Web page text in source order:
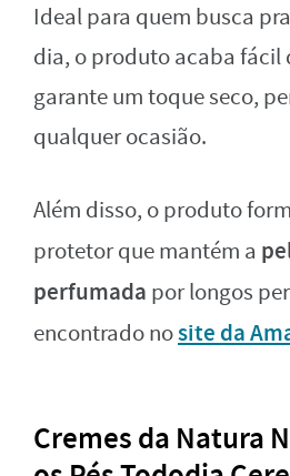
Ideal para quem busca
dia, o produto acaba fácil
garante um toque seco,
qualquer ocasião.
Além disso, o produto
protetor que mantém a
perfumada por longos
encontrado nosite da
Cremes da Natura